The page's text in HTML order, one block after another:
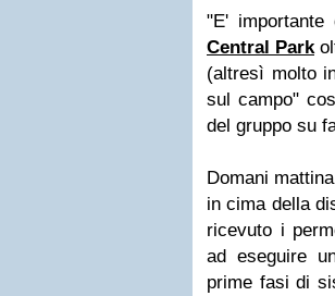
"E'
Central Park
(altresì molto
sul campo"
del gruppo su
Domani
in cima della
ricevuto i
ad eseguire
prime fasidi